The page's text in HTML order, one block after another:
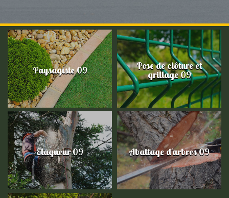
Paysagiste 09 Pose de clôture et
grillage 09
Elagueur 09 Abattage d'arbres 09